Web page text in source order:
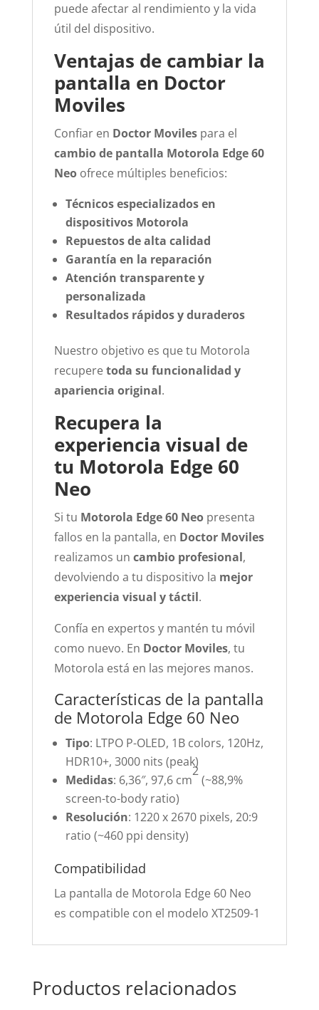
puede afectar al rendimiento y la vida
útil del dispositivo.
Ventajas de cambiar la
pantalla en Doctor
Moviles
Confiar en Doctor Movilespara el
cambio de pantalla Motorola Edge 60
Neoofrece múltiples beneficios:
Técnicos especializados en
dispositivos Motorola
Repuestos de alta calidad
Garantía en la reparación
Atención transparente y
personalizada
Resultados rápidos y duraderos
Nuestro objetivo es que tu Motorola
recuperetoda su funcionalidad y
apariencia original.
Recupera la
experiencia visual de
tu Motorola Edge 60
Neo
Si tu Motorola Edge 60 Neopresenta
fallos en la pantalla, en Doctor Moviles
realizamos un cambio profesional,
devolviendo a tu dispositivo la mejor
experiencia visual y táctil.
Confía en expertos y mantén tu móvil
como nuevo. En Doctor Moviles, tu
Motorola está en las mejores manos.
Características de la pantalla
de Motorola Edge 60 Neo
Tipo: LTPO P-OLED, 1B colors, 120Hz,
HDR10+, 3000 nits (peak)
Medidas: 6,36″, 97,6 cm
2
(~88,9%
screen-to-body ratio)
Resolución: 1220 x 2670 pixels, 20:9
ratio (~460 ppi density)
Compatibilidad
La pantalla de Motorola Edge 60 Neo
es compatible con el modelo XT2509-1
Productos relacionados